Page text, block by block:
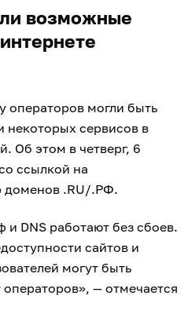
возможные
операторов могли быть
некоторых сервисов в
Об этом в четверг, 6
ссылкой на
доменов .RU/.РФ.
DNS работают без сбоев.
сайтов и
могут быть
— отмечается